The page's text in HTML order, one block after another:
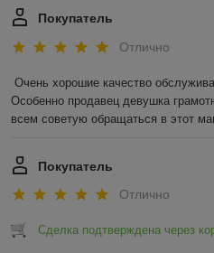
Покупатель
Отлично
Очень хорошие качество
Особенно продавец девушка
всем советую обращаться в этот
Покупатель
Отлично
Сделка подтверждена через